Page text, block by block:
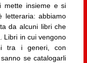
mette insieme e si
letteraria: abbiamo
da alcuni libri che
Libri in cui vengono
tra i generi, con
se catalogarli